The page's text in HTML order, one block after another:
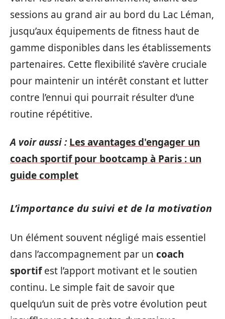
sessions au grand air au bord du Lac Léman,
jusqu’aux équipements de fitness haut de
gamme disponibles dans les établissements
partenaires. Cette flexibilité s’avère cruciale
pour maintenir un intérêt constant et lutter
contre l’ennui qui pourrait résulter d’une
routine répétitive.
A voir aussi : Les avantages d'engager un
coach sportif pour bootcamp à Paris : un
guide complet
L’importance du suivi et de la motivation
Un élément souvent négligé mais essentiel
dans l’accompagnement par un coach
sportifest l’apport motivant et le soutien
continu. Le simple fait de savoir que
quelqu’un suit de près votre évolution peut